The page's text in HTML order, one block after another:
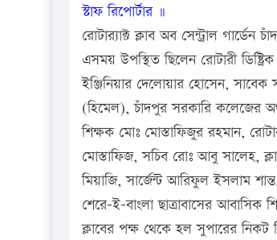
স্টাফ রিপোর্টার ॥
রোটার‌্যাক্ট ক্লাব অব সেন্ট্রাল
এসময় উপস্থিত ছিলেন রোটারী
ইঞ্জিনিয়ার দেলোয়ার হোসেন,
(হিমেল), চাঁদপুর সরকারি কলেজের
শিক্ষক মোঃ মোস্তাফিজুর রহমান,
মোস্তাফিজ, সচিব রোঃ আবু সালেহ,
মিয়াজি, সার্জেন্ট আরিফুল ইসলাম
শেরে-ই-বাংলা ছাত্রাবাসের আবাসিক
ক্লাবের পক্ষ থেকে হল সুপারের নিকট